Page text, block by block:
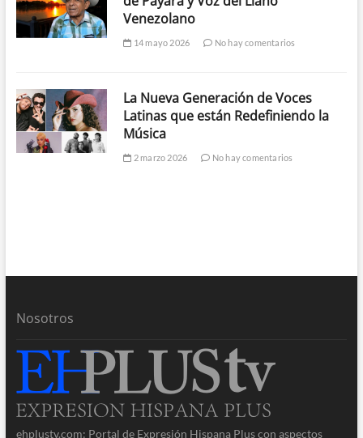
Venezolano
14 mayo 2026 No hay comentarios
La Nueva Generación de Voces
Latinas que están Redefiniendo la
Música
2 marzo 2026 No hay comentarios
Nosotros
ehplustv.com: Portal de Expresión Hispana Plus con aspectos